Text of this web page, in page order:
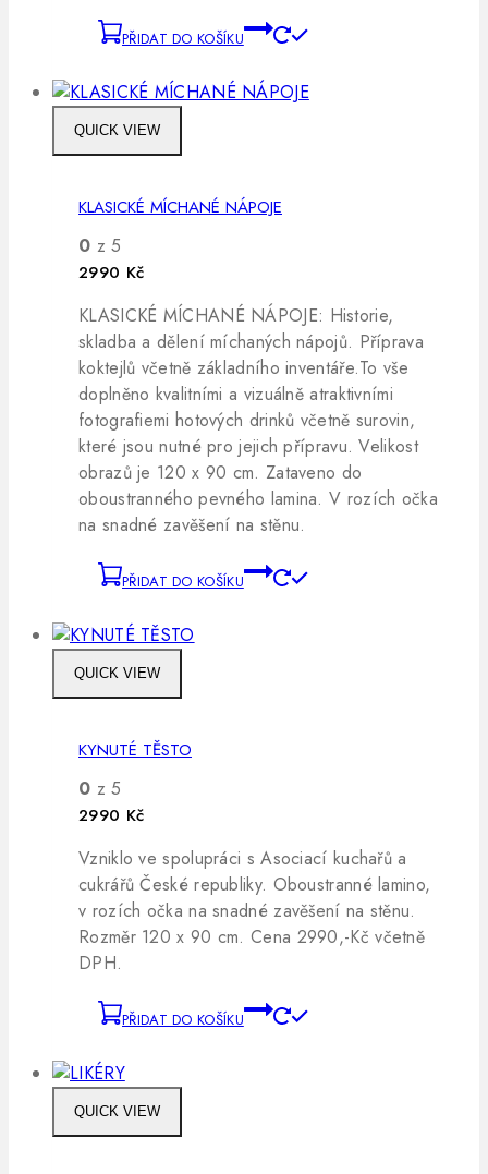
PŘIDAT DO KOŠÍKU
QUICK VIEW
KLASICKÉ MÍCHANÉ NÁPOJE
0 z 5
2990 Kč
KLASICKÉ MÍCHANÉ NÁPOJE: Historie,
skladba a dělení míchaných nápojů. Příprava
koktejlů včetně základního inventáře.To vše
doplněno kvalitními a vizuálně atraktivními
fotografiemi hotových drinků včetně surovin,
které jsou nutné pro jejich přípravu. Velikost
obrazů je 120 x 90 cm. Zataveno do
oboustranného pevného lamina. V rozích očka
na snadné zavěšení na stěnu.
PŘIDAT DO KOŠÍKU
QUICK VIEW
KYNUTÉ TĚSTO
0 z 5
2990 Kč
Vzniklo ve spolupráci s Asociací kuchařů a
cukrářů České republiky. Oboustranné lamino,
v rozích očka na snadné zavěšení na stěnu.
Rozměr 120 x 90 cm. Cena 2990,-Kč včetně
DPH.
PŘIDAT DO KOŠÍKU
QUICK VIEW